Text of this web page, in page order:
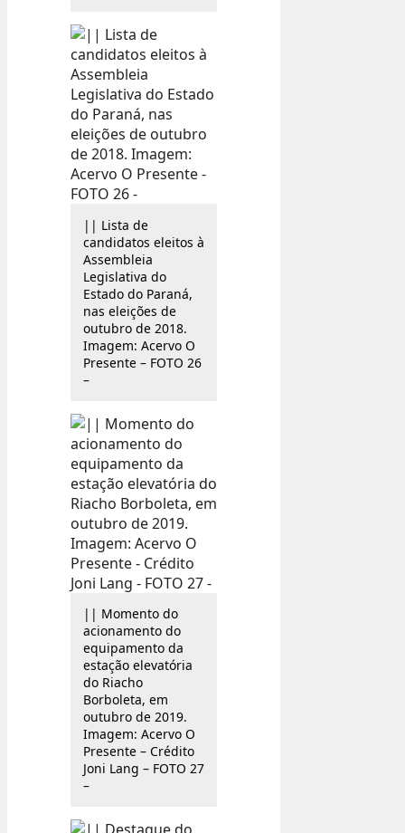
|| Lista de
candidatos eleitos à
Assembleia
Legislativa do
Estado do Paraná,
nas eleições de
outubro de 2018.
Imagem: Acervo O
Presente – FOTO 26
–
|| Momento do
acionamento do
equipamento da
estação elevatória
do Riacho
Borboleta, em
outubro de 2019.
Imagem: Acervo O
Presente – Crédito
Joni Lang – FOTO 27
–